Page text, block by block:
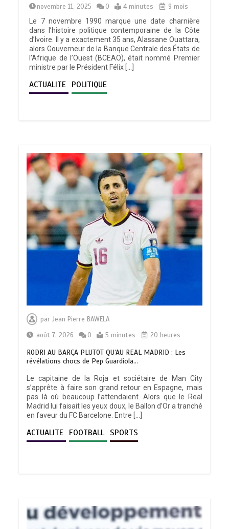
novembre 11, 2025
0 4 minutes
9 mois
Le 7 novembre 1990 marque une date charnière
dans l’histoire politique contemporaine de la Côte
d’Ivoire. Il y a exactement 35 ans, Alassane Ouattara,
alors Gouverneur de la Banque Centrale des États de
l’Afrique de l’Ouest (BCEAO), était nommé Premier
ministre par le Président Félix […]
ACTUALITE POLITIQUE
parJean Pierre BAWELA
août 7, 2026
0 5 minutes 20 heures
RODRI AU BARÇA PLUTOT QU’AU REAL MADRID : Les
révélations chocs de Pep Guardiola…
Le capitaine de la Roja et sociétaire de Man City
s’apprête à faire son grand retour en Espagne, mais
pas là où beaucoup l’attendaient. Alors que le Real
Madrid lui faisait les yeux doux, le Ballon d’Or a tranché
en faveur du FC Barcelone. Entre […]
ACTUALITE FOOTBALL SPORTS